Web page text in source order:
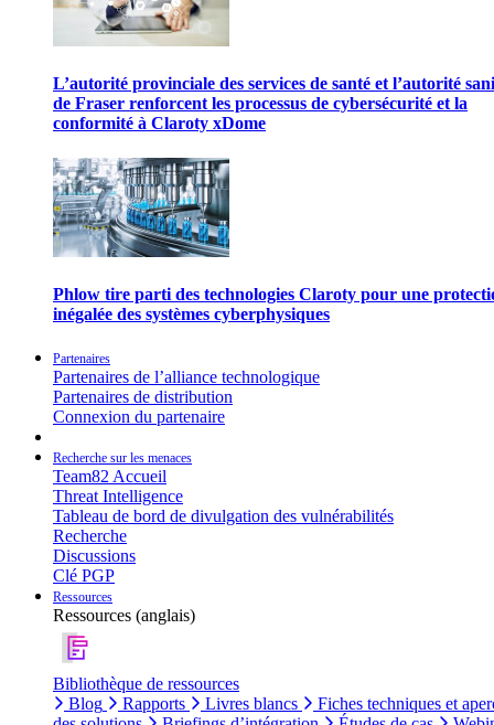
L’autorité provinciale des services de santé et l’autorité
de Fraser renforcent les processus de cybersécurité et la
conformité à Claroty xDome
Phlow tire parti des technologies Claroty pour une
inégalée des systèmes cyberphysiques
Partenaires
Partenaires de l’alliance technologique
Partenaires de distribution
Connexion du partenaire
Recherche sur les menaces
Team82 Accueil
Threat Intelligence
Tableau de bord de divulgation des vulnérabilités
Recherche
Discussions
Clé PGP
Ressources
Ressources (anglais)
Bibliothèque de ressources
Blog
Rapports Livres blancs
Fiches techniques et